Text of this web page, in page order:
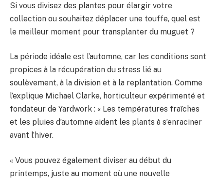
Si vous divisez des plantes pour élargir votre
collection ou souhaitez déplacer une touffe, quel est
le meilleur moment pour transplanter du muguet ?
La période idéale est l’automne, car les conditions sont
propices à la récupération du stress lié au
soulèvement, à la division et à la replantation. Comme
l’explique Michael Clarke, horticulteur expérimenté et
fondateur de Yardwork : « Les températures fraîches
et les pluies d’automne aident les plants à s’enraciner
avant l’hiver.
« Vous pouvez également diviser au début du
printemps, juste au moment où une nouvelle